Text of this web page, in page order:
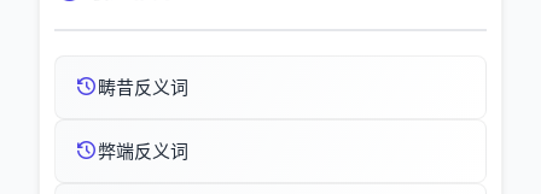
畴昔反义词
弊端反义词